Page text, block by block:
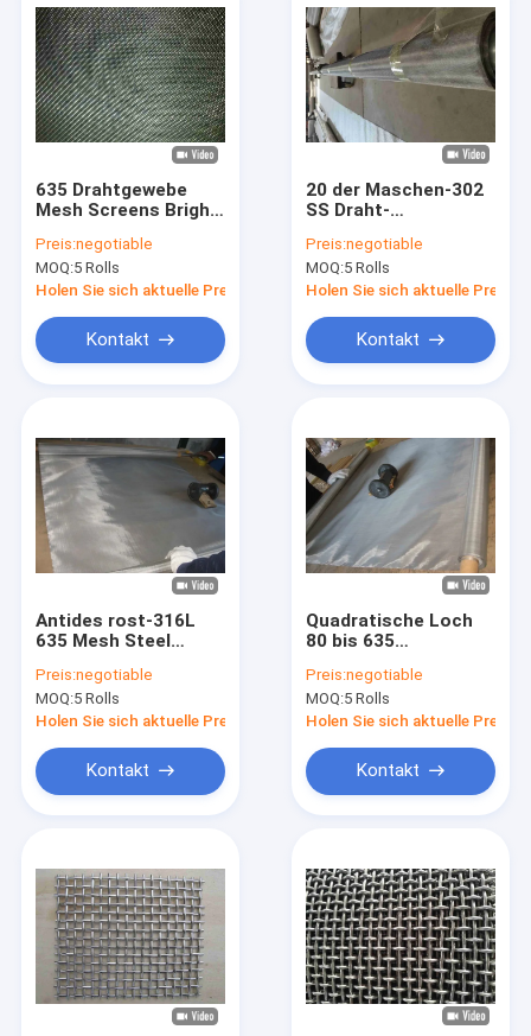
Produkte
Über uns
Fabrik-Ausflug
Fordern Sie ein Zitat
SS geschweißter Maschendraht
SS-Drahtgewebemaschendraht
Edelstahl-niederländischer Maschendraht
Edelstahl quetschverbundener Maschendraht
Edelstahl strickte Maschendraht
635 Drahtgewebe
Mesh Screens Bright
SS316L
Preis:negotiable
MOQ:5 Rolls
Holen Sie sich aktuelle Preis
Kontakt
20 der Maschen-302
SS Draht-
Drahtgewebe-des
Maschendraht-
0.97mm weit
Preis:negotiable
MOQ:5 Rolls
Holen Sie sich aktuelle Preis
Kontakt
Antides rost-316L
635 Mesh Steel
Loch Twill-der
Webart-0.025mm
Preis:negotiable
MOQ:5 Rolls
Holen Sie sich aktuelle Preis
Kontakt
Quadratische Loch
80 bis 635
Maschendraht der
Maschen-SS, feiner
Drahtgewebe-
Preis:negotiable
MOQ:5 Rolls
Holen Sie sich aktuelle Preis
Kontakt